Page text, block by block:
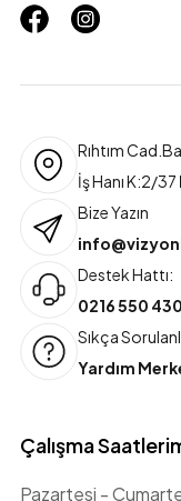
Rıhtım
İş Hanı K:2/37
Bize Yazın
Destek Hattı:
0216 550
Sıkça
Yardım
Çalışma
Pazartesi -